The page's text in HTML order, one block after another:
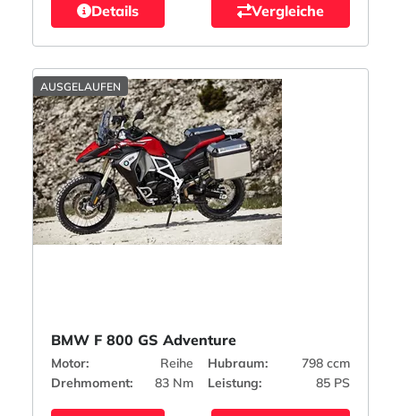
Details Vergleiche
AUSGELAUFEN
BMW F 800 GS Adventure
Motor: Reihe Hubraum:
798 ccm
Drehmoment:
83 Nm Leistung: 85 PS